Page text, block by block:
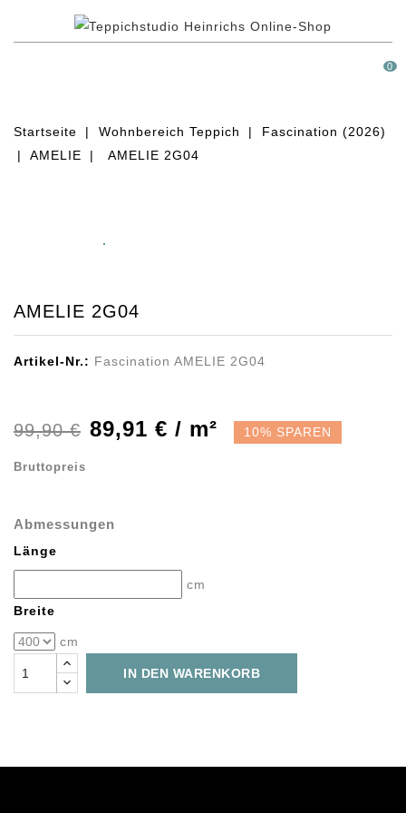
0
Startseite Wohnbereich Teppich
Fascination (2026)
AMELIE
AMELIE 2G04
AMELIE 2G04
Artikel-Nr.: Fascination AMELIE 2G04
99,90 € 89,91 € / m² 10% SPAREN
Bruttopreis
Abmessungen
Länge
cm
Breite
cm
IN DEN WARENKORB